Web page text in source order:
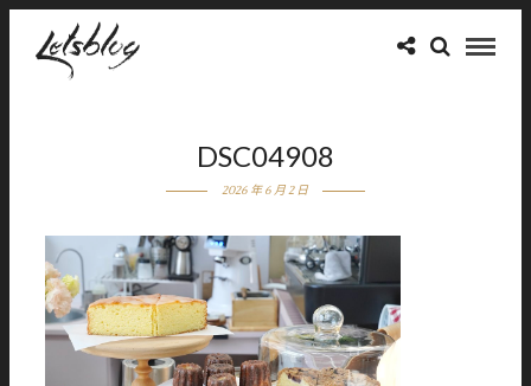
DSC04908
2026 年 6 月 2 日